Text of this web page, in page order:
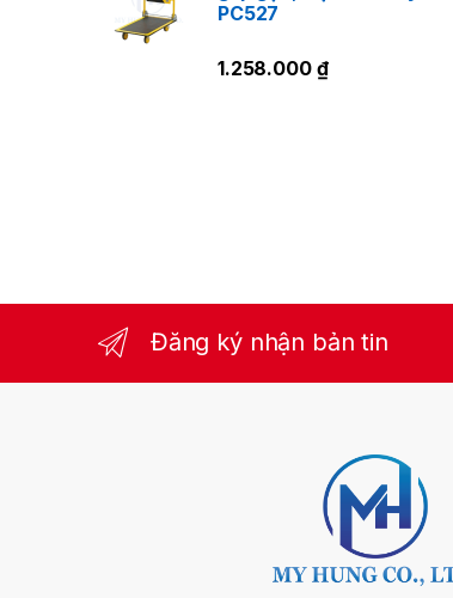
PC527
1.258.000 ₫
Đăng ký nhận bản tin